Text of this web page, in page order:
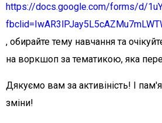
https://docs.google.com/forms/d/
, обирайте тему навчання та
на воркшоп за тематикою, яка
Дякуємо вам за активіність! І
зміни!